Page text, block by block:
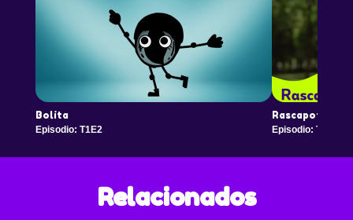
Bolita
Episodio: T1E2
Rascapoto
Episodio: T1E3
Relacionados